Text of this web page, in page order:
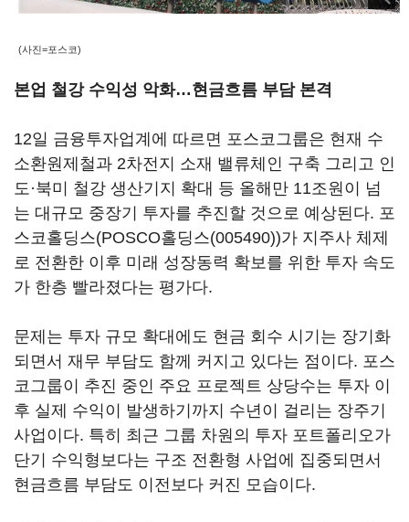
(사진=포스코)
본업 철강 수익성 악화…현금흐름 부담 본격
12일 금융투자업계에 따르면 포스코그룹은 현재 수
소환원제철과 2차전지 소재 밸류체인 구축 그리고 인
도·북미 철강 생산기지 확대 등 올해만 11조원이 넘
는 대규모 중장기 투자를 추진할 것으로 예상된다. 포
스코홀딩스(POSCO홀딩스(005490))가 지주사 체제
로 전환한 이후 미래 성장동력 확보를 위한 투자 속도
가 한층 빨라졌다는 평가다.
문제는 투자 규모 확대에도 현금 회수 시기는 장기화
되면서 재무 부담도 함께 커지고 있다는 점이다. 포스
코그룹이 추진 중인 주요 프로젝트 상당수는 투자 이
후 실제 수익이 발생하기까지 수년이 걸리는 장주기
사업이다. 특히 최근 그룹 차원의 투자 포트폴리오가
단기 수익형보다는 구조 전환형 사업에 집중되면서
현금흐름 부담도 이전보다 커진 모습이다.